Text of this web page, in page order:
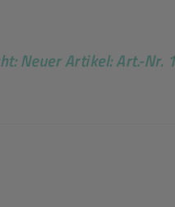
Neuer Artikel: Art.-Nr.
alle